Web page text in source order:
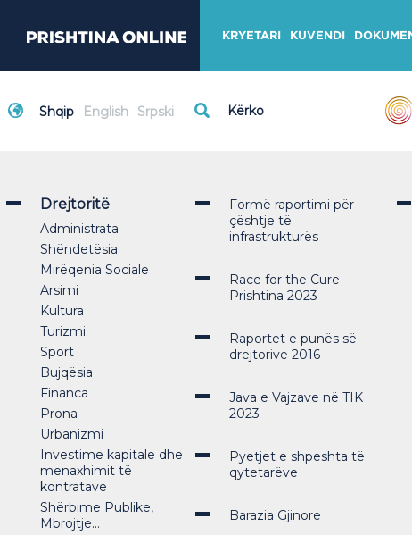
KRYETARI KUVENDI
Shqip English Srpski
Drejtoritë
Administrata
Shëndetësia
Mirëqenia Sociale
Arsimi
Kultura
Turizmi
Sport
Bujqësia
Financa
Prona
Urbanizmi
Investime kapitale dhe
menaxhimit të
kontratave
Shërbime Publike,
Mbrojtje...
Formë raportimi për
çështje të
infrastrukturës
Race for the Cure
Prishtina 2023
Raportet e punës së
drejtorive 2016
Java e Vajzave në TIK
2023
Pyetjet e shpeshta të
qytetarëve
Barazia Gjinore